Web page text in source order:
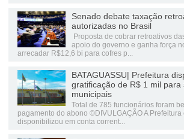
Senado debate taxação
autorizadas no Brasil
Proposta de cobrar retroativos
apoio do governo e ganha força
arrecadar R$12,6 bi para cofres p...
BATAGUASSU| Prefeitura
gratificação de R$ 1 mil para
municipais
Total de 785 funcionários foram
pagamento do abono ©DIVULGAÇÃO A Prefeitura
disponibilizou em conta corrent...